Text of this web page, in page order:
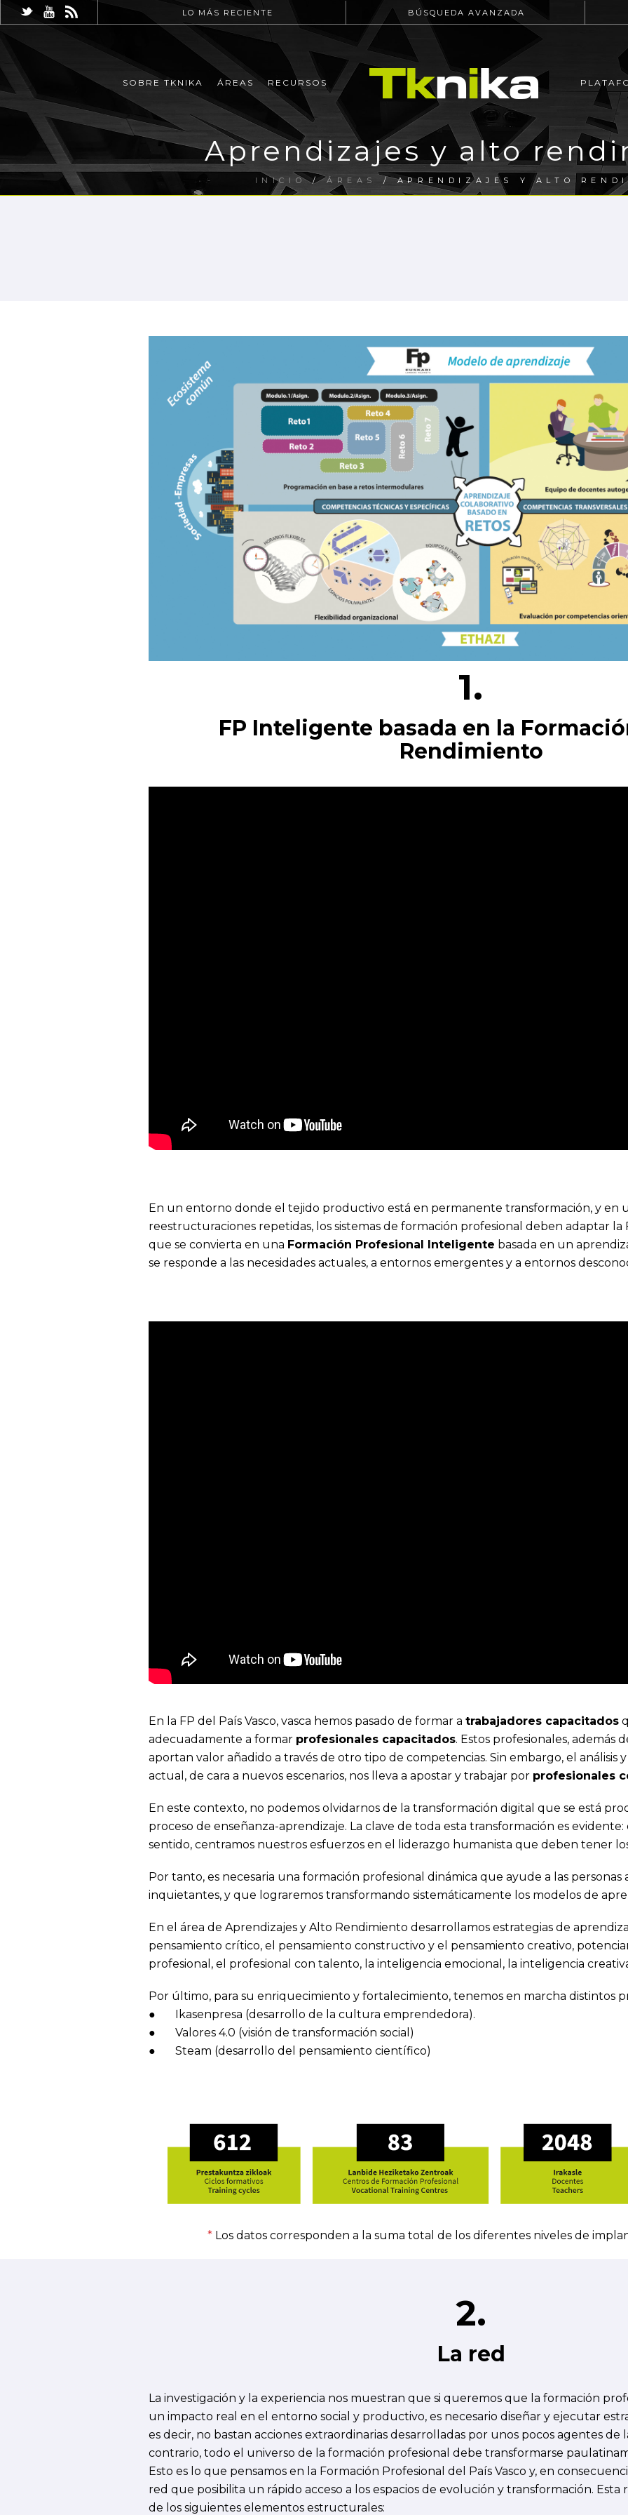
LO MÁS RECIENTE BÚSQUEDA AVANZADA
SOBRE TKNIKA ÁREAS RECURSOS
Aprendizajes y alto
INICIO/ÁREAS / APRENDIZAJES Y ALTO
1.
FP Inteligente basada en la
Rendimiento
En un entorno donde el tejido productivo está en permanente transformación, y en
reestructuraciones repetidas, los sistemas de formación profesional deben adaptar la
que se convierta en una Formación Profesional Inteligente basada en un
se responde a las necesidades actuales, a entornos emergentes y a entornos
En la FP del País Vasco, vasca hemos pasado de formar a trabajadores capacitados
adecuadamente a formar profesionales capacitados. Estos profesionales, además
aportan valor añadido a través de otro tipo de competencias. Sin embargo, el análisis
actual, de cara a nuevos escenarios, nos lleva a apostar y trabajar por profesionales
En este contexto, no podemos olvidarnos de la transformación digital que se está
proceso de enseñanza-aprendizaje. La clave de toda esta transformación es
sentido, centramos nuestros esfuerzos en el liderazgo humanista que deben tener
Por tanto, es necesaria una formación profesional dinámica que ayude a las personas
inquietantes, y que lograremos transformando sistemáticamente los modelos de
En el área de Aprendizajes y Alto Rendimiento desarrollamos estrategias de
pensamiento crítico, el pensamiento constructivo y el pensamiento creativo,
profesional, el profesional con talento, la inteligencia emocional, la inteligencia
Por último, para su enriquecimiento y fortalecimiento, tenemos en marcha distintos
● Ikasenpresa (desarrollo de la cultura emprendedora).
● Valores 4.0 (visión de transformación social)
● Steam (desarrollo del pensamiento científico)
* Los datos corresponden a la suma total de los diferentes niveles de
2.
La red
La investigación y la experiencia nos muestran que si queremos que la formación
un impacto real en el entorno social y productivo, es necesario diseñar y ejecutar
es decir, no bastan acciones extraordinarias desarrolladas por unos pocos agentes de
contrario, todo el universo de la formación profesional debe transformarse
Esto es lo que pensamos en la Formación Profesional del País Vasco y, en
red que posibilita un rápido acceso a los espacios de evolución y transformación. Esta
de los siguientes elementos estructurales: